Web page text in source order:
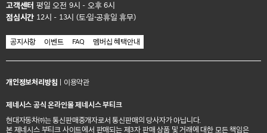
고객센터 평일 오전 9시 - 오후 6시
점심시간 12시 - 13시 (토·일·공휴일 휴무)
공지사항 이벤트 FAQ 멤버십 혜택안내
개인정보처리방침 이용약관
제네시스 공식 온라인몰 제네시스 부티크
현대자동차㈜는 통신판매중개자로서 통신판매의 당사자가 아닙니다.
본 제네시스 부티크 사이트에서 판매되는 제3자 판매 상품 및 거래에 대한 모든 책임은